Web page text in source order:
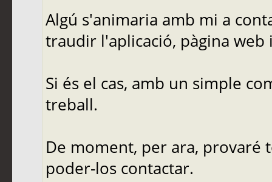
Algú s'animaria amb mi a
traudir l'aplicació, pàgina web
Si és el cas, amb un simple
treball.
De moment, per ara, provaré
poder-los contactar.